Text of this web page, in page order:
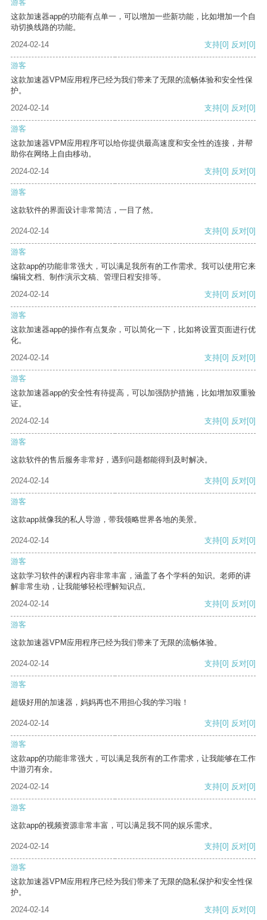
游客
这款加速器app的功能有点单一，可以增加一些新功能，比如增加一个自
动切换线路的功能。
2024-02-14
支持[0] 反对[0]
游客
这款加速器VPM应用程序已经为我们带来了无限的流畅体验和安全性保
护。
2024-02-14
支持[0] 反对[0]
游客
这款加速器VPM应用程序可以给你提供最高速度和安全性的连接，并帮
助你在网络上自由移动。
2024-02-14
支持[0] 反对[0]
游客
这款软件的界面设计非常简洁，一目了然。
2024-02-14 支持[0] 反对[0]
游客
这款app的功能非常强大，可以满足我所有的工作需求。我可以使用它来
编辑文档、制作演示文稿、管理日程安排等。
2024-02-14
支持[0] 反对[0]
游客
这款加速器app的操作有点复杂，可以简化一下，比如将设置页面进行优
化。
2024-02-14
支持[0] 反对[0]
游客
这款加速器app的安全性有待提高，可以加强防护措施，比如增加双重验
证。
2024-02-14
支持[0] 反对[0]
游客
这款软件的售后服务非常好，遇到问题都能得到及时解决。
2024-02-14 支持[0] 反对[0]
游客
这款app就像我的私人导游，带我领略世界各地的美景。
2024-02-14 支持[0] 反对[0]
游客
这款学习软件的课程内容非常丰富，涵盖了各个学科的知识。老师的讲
解非常生动，让我能够轻松理解知识点。
2024-02-14
支持[0] 反对[0]
游客
这款加速器VPM应用程序已经为我们带来了无限的流畅体验。
2024-02-14 支持[0] 反对[0]
游客
超级好用的加速器，妈妈再也不用担心我的学习啦！
2024-02-14 支持[0] 反对[0]
游客
这款app的功能非常强大，可以满足我所有的工作需求，让我能够在工作
中游刃有余。
2024-02-14
支持[0] 反对[0]
游客
这款app的视频资源非常丰富，可以满足我不同的娱乐需求。
2024-02-14 支持[0] 反对[0]
游客
这款加速器VPM应用程序已经为我们带来了无限的隐私保护和安全性保
护。
2024-02-14
支持[0] 反对[0]